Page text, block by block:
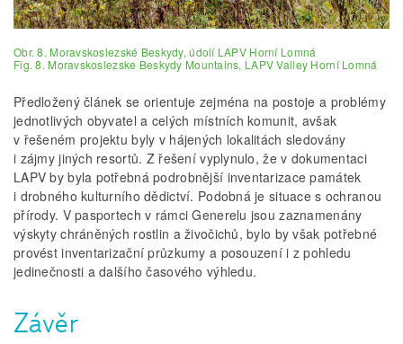
Obr. 8. Moravskoslezské Beskydy, údolí LAPV Horní Lomná
Fig. 8. Moravskoslezske Beskydy Mountains, LAPV Valley Horní Lomná
Předložený článek se orientuje zejména na postoje a problémy
jednotlivých obyvatel a celých místních komunit, avšak
v řešeném projektu byly v hájených lokalitách sledovány
i zájmy jiných resortů. Z řešení vyplynulo, že v dokumentaci
LAPV by byla potřebná podrobnější inventarizace památek
i drobného kulturního dědictví. Podobná je situace s ochranou
přírody. V pasportech v rámci Generelu jsou zaznamenány
výskyty chráněných rostlin a živočichů, bylo by však potřebné
provést inventarizační průzkumy a posouzení i z pohledu
jedinečnosti a dalšího časového výhledu.
Závěr